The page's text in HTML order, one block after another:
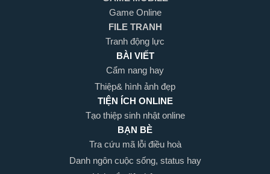
Game Online
FILE TRANH
Tranh động lực
BÀI VIẾT
Cẩm nang hay
Thiệp& hình ảnh đẹp
TIỆN ÍCH ONLINE
Tạo thiệp sinh nhật online
BẠN BÈ
Tra cứu mã lỗi điều hoà
Danh ngôn cuộc sống, status hay